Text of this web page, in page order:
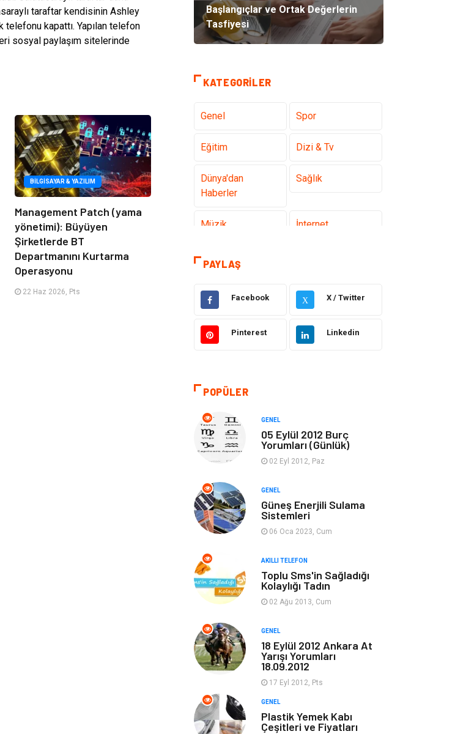
taraftar kendisinin Ashley
kapattı. Yapılan telefon
sosyal paylaşım sitelerinde
BILGISAYAR & YAZILIM
Management Patch (yama
yönetimi): Büyüyen
Şirketlerde BT
Departmanını Kurtarma
Operasyonu
22 Haz 2026, Pts
Başlangıçlar ve Ortak Değerlerin
Tasfiyesi
KATEGORILER
Genel Spor
Eğitim Dizi & Tv
Dünya'dan
Haberler
Sağlık
Müzik İnternet
Ülkemizden
Haberler
Teknoloji Kültür ve Sanat
Akıllı Telefon Yaşam
Ekonomi
Elektrik Elektronik
Tanıtıcı Reklam Alışveriş
Hukuk
Dekorasyon Tatil
Makine
Yazılım
Güzellik & Bakım Magazin Dünyası
Organizasyon
Hizmet Otomotiv
Bebek Giyim
PAYLAŞ
Facebook X X / Twitter
Pinterest Linkedin
POPÜLER
GENEL
05 Eylül 2012 Burç
Yorumları (Günlük)
02 Eyl 2012, Paz
GENEL
Güneş Enerjili Sulama
Sistemleri
06 Oca 2023, Cum
AKILLI TELEFON
Toplu Sms'in Sağladığı
Kolaylığı Tadın
02 Ağu 2013, Cum
GENEL
18 Eylül 2012 Ankara At
Yarışı Yorumları
18.09.2012
17 Eyl 2012, Pts
GENEL
Plastik Yemek Kabı
Çeşitleri ve Fiyatları